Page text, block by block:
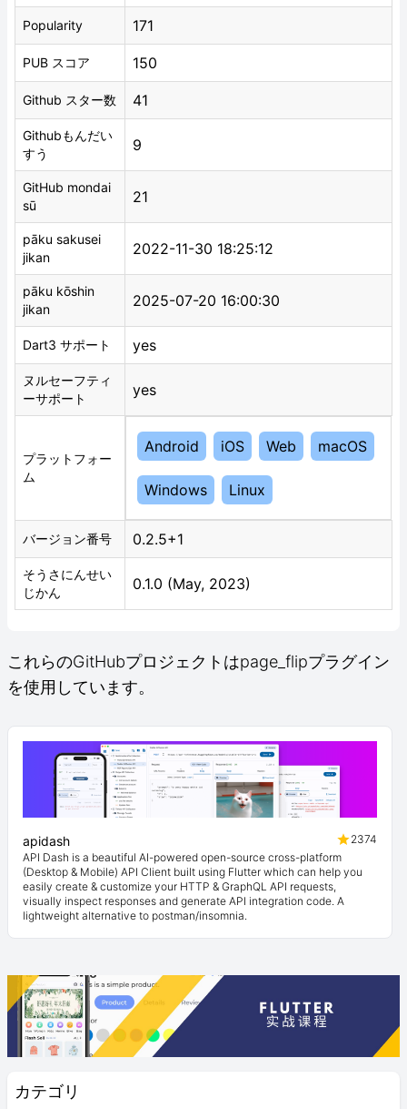
カテゴリ
Popularity 171
PUB スコア 150
Github スター数 41
Githubもんだい
すう
9
GitHub mondai
sū
21
pāku sakusei
jikan
2022-11-30 18:25:12
pāku kōshin
jikan
2025-07-20 16:00:30
Dart3 サポート yes
ヌルセーフティ
ーサポート
yes
プラットフォー
ム
Android iOS Web macOS
Windows Linux
バージョン番号 0.2.5+1
そうさにんせい
じかん
0.1.0 (May, 2023)
これらのGitHubプロジェクトはpage_flipプラグイン
を使用しています。
apidash
2374
API Dash is a beautiful AI-powered open-source cross-platform
(Desktop & Mobile) API Client built using Flutter which can help you
easily create & customize your HTTP & GraphQL API requests,
visually inspect responses and generate API integration code. A
lightweight alternative to postman/insomnia.